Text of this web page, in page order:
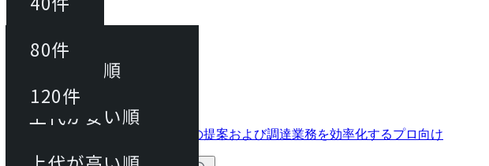
動画マニュアル
FAQ
カート
40件
80件
並び替え
おすすめ順
上代が安い順
80件
120件